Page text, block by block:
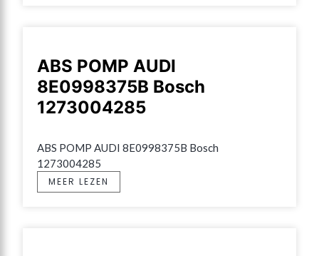
ABS POMP AUDI
8E0998375B Bosch
1273004285
ABS POMP AUDI 8E0998375B Bosch
1273004285
MEER LEZEN